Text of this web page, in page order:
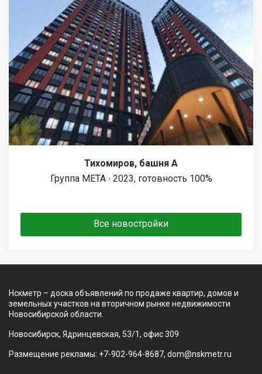
Тихомиров, башня А
Группа МЕТА ∙ 2023, готовность 100%
Все новостройки
Нскметр – доска объявлений по продаже квартир, домов и
земельных участков на вторичном рынке недвижимости
Новосибирской области.
Новосибирск, Ядринцевская, 53/1, офис 309
Размещение рекламы: +7-902-964-8687, dom@nskmetr.ru